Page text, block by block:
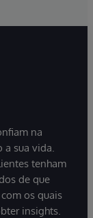
na
a sua vida.
tenham
de que
os quais
insights.